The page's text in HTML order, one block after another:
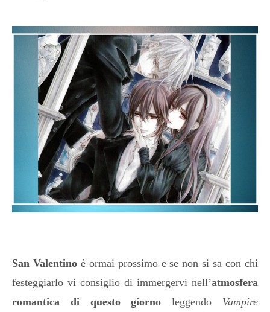
San Valentino è ormai prossimo e se non si sa con chi
festeggiarlo vi consiglio di immergervi nell’atmosfera
romantica di questo giornoleggendo Vampire